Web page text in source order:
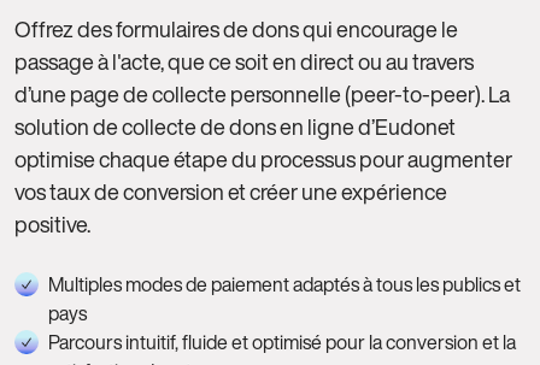
Offrez des formulaires de dons qui encourage le
passage à l'acte, que ce soit en direct ou au travers
d’une page de collecte personnelle (peer-to-peer). La
solution de collecte de dons en ligne d’Eudonet
optimise chaque étape du processus pour augmenter
vos taux de conversion et créer une expérience
positive.
Multiples modes de paiement adaptés à tous les publics et
pays
Parcours intuitif, fluide et optimisé pour la conversion et la